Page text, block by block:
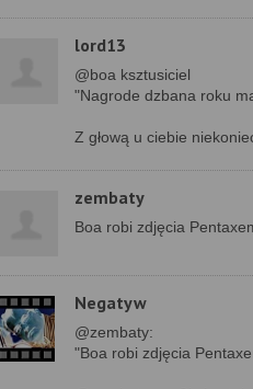
lord13
@boa ksztusiciel
"Nagrode dzbana roku
Z głową u ciebie
zembaty
Boa robi zdjęcia
Negatyw
@zembaty:
"Boa robi zdjęcia